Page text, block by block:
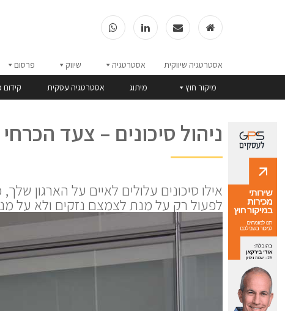
אסטרטגיה שיווקית אסטרטגיה שיווק פרסום
מיקור חוץ מיתוג אסטרטגיה עסקית קידום
ניהול סיכונים – צעד
אילו סיכונים עלולים לאיים על הארגון
לפעול רק על מנת לצמצם נזקים ולא על